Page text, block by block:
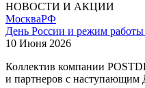
НОВОСТИ И АКЦИИ
МоскваРФ
День России и режим работы
10 Июня 2026
Коллектив компании
и партнеров с наступающим